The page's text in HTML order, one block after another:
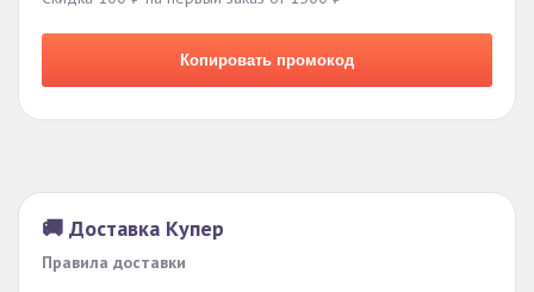
Копировать промокод
🚚 Доставка Купер
Правила доставки